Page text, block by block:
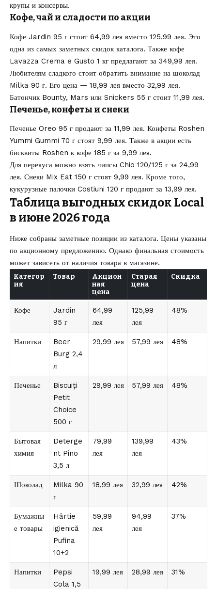
крупы и консервы.
Кофе, чай и сладости по акции
Кофе Jardin 95 г стоит 64,99 лея вместо 125,99 лея. Это
одна из самых заметных скидок каталога. Также кофе
Lavazza Crema e Gusto 1 кг предлагают за 349,99 лея.
Любителям сладкого стоит обратить внимание на шоколад
Milka 90 г. Его цена — 18,99 лея вместо 32,99 лея.
Батончик Bounty, Mars или Snickers 55 г стоит 11,99 лея.
Печенье, конфеты и снеки
Печенье Oreo 95 г продают за 11,99 лея. Конфеты Roshen
Yummi Gummi 70 г стоят 9,99 лея. Также в акции есть
бисквиты Roshen к кофе 185 г за 9,99 лея.
Для перекуса можно взять чипсы Chio 120/125 г за 24,99
лея. Снеки Mix Eat 150 г стоят 9,99 лея. Кроме того,
кукурузные палочки Costiuni 120 г продают за 13,99 лея.
Таблица выгодных скидок Local
в июне 2026 года
Ниже собраны заметные позиции из каталога. Цены указаны
по акционному предложению. Однако финальная стоимость
может зависеть от наличия товара в магазине.
Категор
ия
Товар
Акцион
ная
цена
Старая
цена
Скидка
Кофе
Jardin
95 г
64,99
лея
125,99
лея
48%
Напитки
Beer
Burg 2,4
л
29,99 лея 57,99 лея 48%
Печенье
Biscuiți
Petit
Choice
500 г
29,99 лея 57,99 лея 48%
Бытовая
химия
Deterge
nt Pino
3,5 л
79,99
лея
139,99
лея
43%
Шоколад
Milka 90
г
18,99 лея 32,99 лея 42%
Бумажны
е товары
Hârtie
igienică
Pufina
10+2
59,99
лея
94,99
лея
37%
Напитки
Pepsi
Cola 1,5
19,99 лея 28,99 лея 31%